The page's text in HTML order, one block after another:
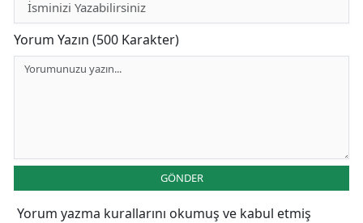
Yorum Yazın (500 Karakter)
GÖNDER
Yorum yazma kurallarını okumuş ve kabul etmiş